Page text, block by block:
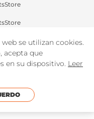
se utilizan cookies.
acepta que
en su dispositivo. Leer